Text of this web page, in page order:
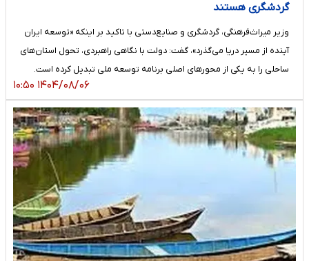
گردشگری هستند
وزیر میراث‌فرهنگی، گردشگری و صنایع‌دستی با تاکید بر اینکه «توسعه ایران
آینده از مسیر دریا می‌گذرد»، گفت: دولت با نگاهی راهبردی، تحول استان‌های
ساحلی را به یکی از محورهای اصلی برنامه توسعه ملی تبدیل کرده است.
۱۴۰۴/۰۸/۰۶ ۱۰:۵۰